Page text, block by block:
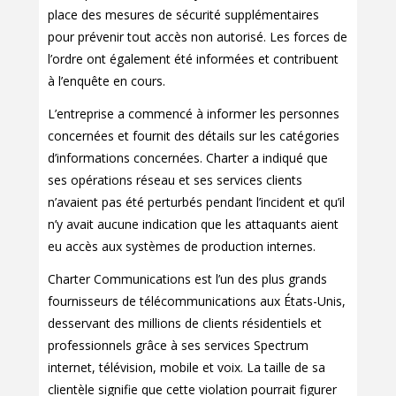
place des mesures de sécurité supplémentaires
pour prévenir tout accès non autorisé. Les forces de
l’ordre ont également été informées et contribuent
à l’enquête en cours.
L’entreprise a commencé à informer les personnes
concernées et fournit des détails sur les catégories
d’informations concernées. Charter a indiqué que
ses opérations réseau et ses services clients
n’avaient pas été perturbés pendant l’incident et qu’il
n’y avait aucune indication que les attaquants aient
eu accès aux systèmes de production internes.
Charter Communications est l’un des plus grands
fournisseurs de télécommunications aux États-Unis,
desservant des millions de clients résidentiels et
professionnels grâce à ses services Spectrum
internet, télévision, mobile et voix. La taille de sa
clientèle signifie que cette violation pourrait figurer